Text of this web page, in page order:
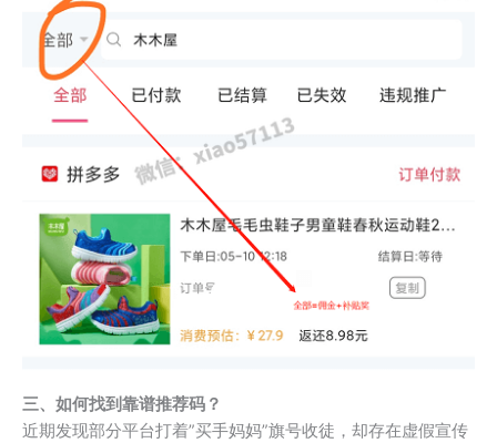
三、如何找到靠谱推荐码？
近期发现部分平台打着”买手妈妈”旗号收徒，却存在虚假宣传